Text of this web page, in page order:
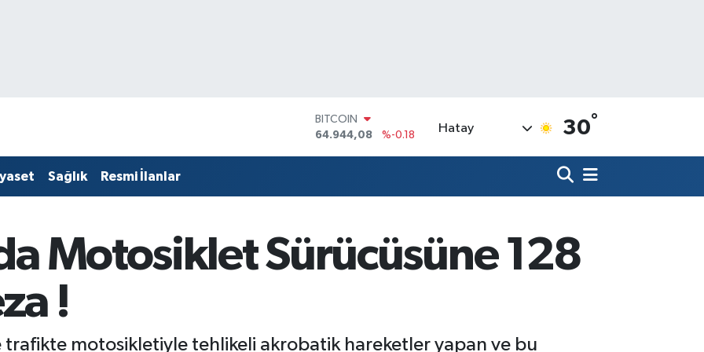
DOLAR
47,7436
%0.18
64,4811
%0.38
BİST100
13.779
%-14
Hatay 30°
Sağlık Resmi İlanlar
Motosiklet Sürücüsüne 128
!
trafikte motosikletiyle tehlikeli akrobatik hareketler yapan ve bu